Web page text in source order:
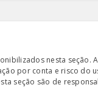
nesta seção.
por conta e risco do
seção são de